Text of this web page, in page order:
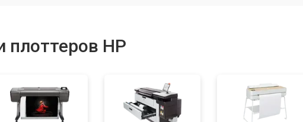
от 110 мин
плоттеров HP